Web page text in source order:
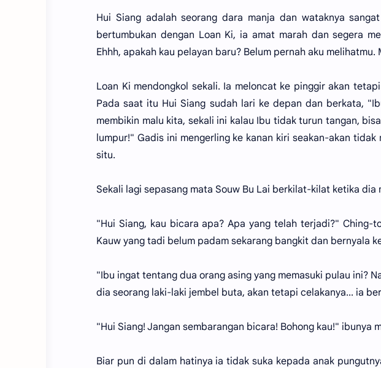
Hui Siang adalah seorang dara manja dan wataknya
bertumbukan dengan Loan Ki, ia amat marah dan segera
Ehhh, apakah kau pelayan baru? Belum pernah aku
Loan Ki mendongkol sekali. Ia meloncat ke pinggir akan
Pada saat itu Hui Siang sudah lari ke depan dan berkata,
membikin malu kita, sekali ini kalau Ibu tidak turun tangan,
lumpur!" Gadis ini mengerling ke kanan kiri seakan-akan
situ.
Sekali lagi sepasang mata Souw Bu Lai berkilat-kilat ketika dia
"Hui Siang, kau bicara apa? Apa yang telah terjadi?" Ching-
Kauw yang tadi belum padam sekarang bangkit dan bernyala
"Ibu ingat tentang dua orang asing yang memasuki pulau ini?
dia seorang laki-laki jembel buta, akan tetapi celakanya... ia
"Hui Siang! Jangan sembarangan bicara! Bohong kau!" ibunya
Biar pun di dalam hatinya ia tidak suka kepada anak